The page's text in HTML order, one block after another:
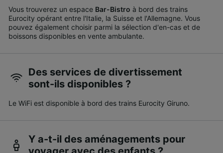
Vous trouverez un espace Bar-Bistro à bord des trains
Eurocity opérant entre l'Italie, la Suisse et l'Allemagne. Vous
pouvez également choisir parmi la sélection d'en-cas et de
boissons disponibles en vente ambulante.
Des services de divertissement
sont-ils disponibles ?
Le WiFi est disponible à bord des trains Eurocity Giruno.
Y a-t-il des aménagements pour